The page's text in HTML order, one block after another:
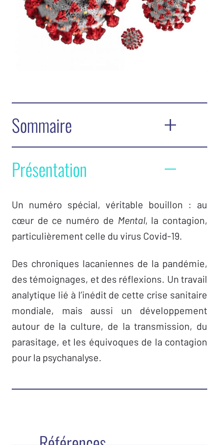
Sommaire
Éditorial
Partout des épidémies –
Bascule des temps
Humus poeticus –Jacques-Alain Miller
Convoqué ! –Jean-Daniel Matet
Chroniques lacaniennes de la pandémie
Les biopolitiques de la pandémie et le corps,
matière de l’angoisse – Éric Laurent
Le réel de la science et de la psychanalyse –
Philippe Hellebois
Présentation
Un numéro spécial, véritable bouillon : au
cœur de ce numéro de Mental, la contagion,
particulièrement celle du virus Covid-19.
Des chroniques lacaniennes de la pandémie,
des témoignages, et des réflexions. Un travail
analytique lié à l’inédit de cette crise sanitaire
mondiale, mais aussi un développement
autour de la culture, de la transmission, du
parasitage, et les équivoques de la contagion
pour la psychanalyse.